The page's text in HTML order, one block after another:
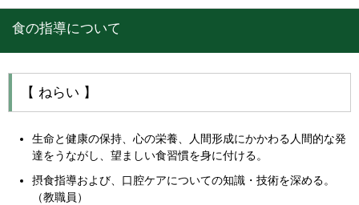
食の指導について
【 ねらい 】
生命と健康の保持、心の栄養、人間形成にかかわる人間的な発
達をうながし、望ましい食習慣を身に付ける。
摂食指導および、口腔ケアについての知識・技術を深める。
（教職員）